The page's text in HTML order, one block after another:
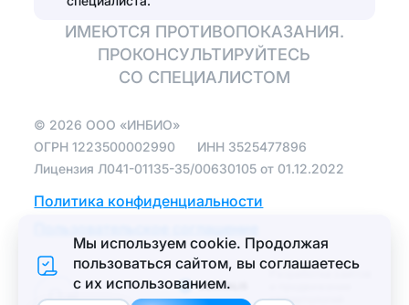
Отбелить зубы
Протезирование
имплантация зубов
на 4 имплантах
Зуботехническая
лаборатория
зубов
Протезирование
бюгельными
ИМЕЮТСЯ ПРОТИВОПОКАЗАНИЯ.
ПРОКОНСУЛЬТИРУЙТЕСЬ
СО СПЕЦИАЛИСТОМ
© 2026 ООО «ИНБИО»
ОГРН1223500002990 ИНН 3525477896
Лицензия Л041-01135-35/00630105 от 01.12.2022
Политика конфиденциальности
Разработка сайтов
стоматологий
Мы используем cookie. Продолжая
пользоваться сайтом, вы соглашаетеcь
с их использованием.